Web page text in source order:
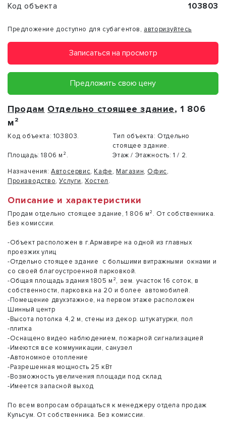
Код объекта 103803
Предложение доступно для субагентов, авторизуйтесь
Записаться на просмотр
Предложить свою цену
Продам Отдельно стоящее здание, 1 806
м²
Код объекта: 103803. Тип объекта: Отдельно
стоящее здание.
Площадь: 1806 м². Этаж / Этажность: 1 / 2.
Назначения: Автосервис, Кафе, Магазин, Офис,
Производство,Услуги,Хостел.
Описание и характеристики
Продам отдельно стоящее здание, 1 806 м². От собственника.
Без комиссии.
-Объект расположен в г.Армавире на одной из главных
проезжих улиц
-Отдельно стоящее здание с большими витражными окнами и
со своей благоустроенной парковкой.
-Общая площадь здания 1805 м², зем. участок 16 соток, в
собственности, парковка на 20 и более автомобилей.
-Помещение двухэтажное, на первом этаже расположен
Шинный центр
-Высота потолка 4,2 м, стены из декор. штукатурки, пол
-плитка
-Оснащено видео наблюдением, пожарной сигнализацией
-Имеются все коммуникации, санузел
-Автономное отопление
-Разрешенная мощность 25 кВт
-Возможность увеличения площади под склад
-Имеется запасной выход
По всем вопросам обращаться к менеджеру отдела продаж
Кульсум. От собственника. Без комиссии.